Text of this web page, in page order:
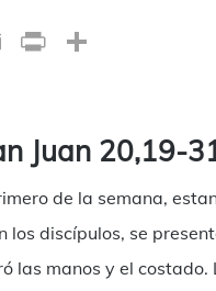
EmailPrint
Juan 20,19-
de la semana,
discípulos, se
las manos y el